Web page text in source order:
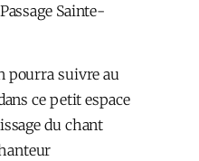
Sainte-
pourra suivre au
ce petit espace
du chant